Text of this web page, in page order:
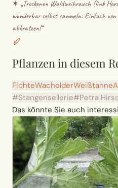
✶ „Trockenen Waldweihrauch (link
wunderbar selbst sammeln: Einfach
abkratzen!“
Pflanzen in diesem
FichteWacholderWeißtanne
#Stangensellerie#Petra
Das könnte Sie auch